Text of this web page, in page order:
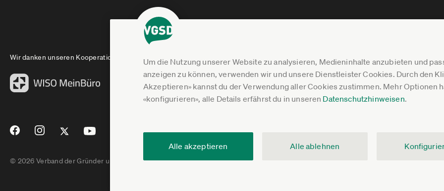
Um die Nutzung unserer Website zu analysieren, Medieninhalte anzubieten und
anzeigen zu können, verwenden wir und unsere Dienstleister Cookies. Durch den
Akzeptieren» kannst du der Verwendung aller Cookies zustimmen. Mehr Optionen
«konfigurieren», alle Details erfährst du in unseren Datenschutzhinweisen.
Alle akzeptieren Alle ablehnen
Wir danken unseren Kooperationspartnern
© 2026 Verband der Gründer und Selbstständigen Deutschland e.V.